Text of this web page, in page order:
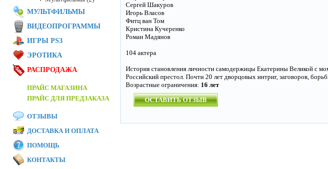
Сергей Шакуров
Игорь Власов
Фитц ван Том
Кристина Кучеренко
Роман Мадянов
104 актера
История становления личности самодержицы Екатерины Великой с
Российский престол. Почти 20 лет дворцовых интриг, заговоров,
Возрастные ограничения: 16 лет
ОСТАВИТЬ ОТЗЫВ
МУЛЬТФИЛЬМЫ
ВИДЕОПРОГРАММЫ
ИГРЫ PS3
ЭРОТИКА
РАСПРОДАЖА
ПРАЙС МАГАЗИНА
ПРАЙС ДЛЯ ПРЕДЗАКАЗА
ОТЗЫВЫ
ДОСТАВКА И ОПЛАТА
ПОМОЩЬ
КОНТАКТЫ